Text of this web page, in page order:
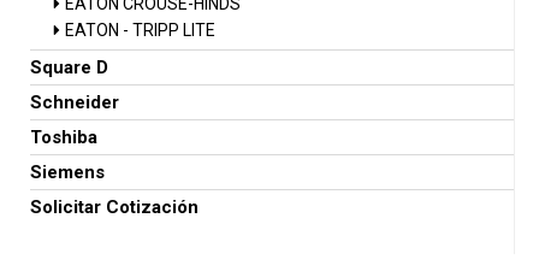
EATON - TRIPP LITE
Square D
Schneider
Toshiba
Siemens
Solicitar Cotización